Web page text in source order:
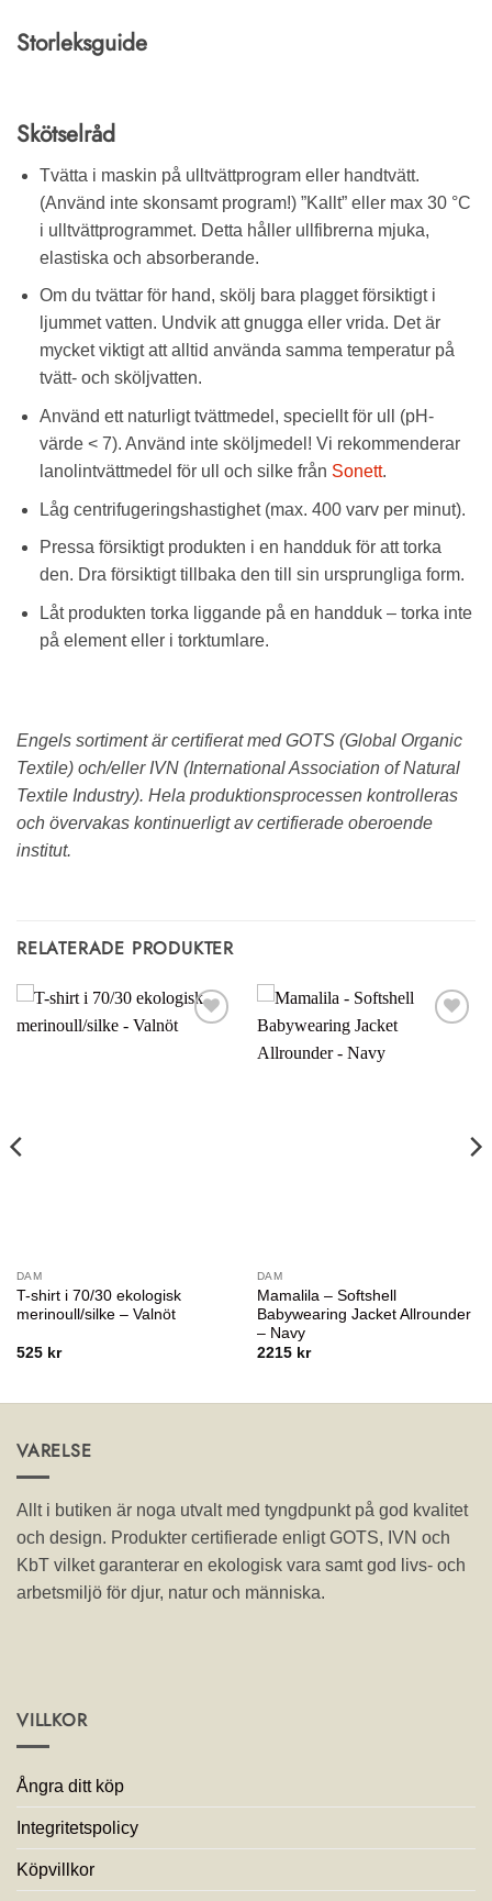
Storleksguide
Skötselråd
Tvätta i maskin på ulltvättprogram eller handtvätt.
(Använd inte skonsamt program!) ”Kallt” eller max 30 °C
i ulltvättprogrammet. Detta håller ullfibrerna mjuka,
elastiska och absorberande.
Om du tvättar för hand, skölj bara plagget försiktigt i
ljummet vatten. Undvik att gnugga eller vrida. Det är
mycket viktigt att alltid använda samma temperatur på
tvätt- och sköljvatten.
Använd ett naturligt tvättmedel, speciellt för ull (pH-
värde < 7). Använd inte sköljmedel! Vi rekommenderar
lanolintvättmedel för ull och silke från Sonett.
Låg centrifugeringshastighet (max. 400 varv per minut).
Pressa försiktigt produkten i en handduk för att torka
den. Dra försiktigt tillbaka den till sin ursprungliga form.
Låt produkten torka liggande på en handduk – torka inte
på element eller i torktumlare.
Engels sortiment är certifierat med GOTS (Global Organic
Textile) och/eller IVN (International Association of Natural
Textile Industry). Hela produktionsprocessen kontrolleras
och övervakas kontinuerligt av certifierade oberoende
institut.
RELATERADE PRODUKTER
DAM
T-shirt i 70/30 ekologisk
merinoull/silke – Valnöt
525 kr
DAM
Mamalila – Softshell
Babywearing Jacket Allrounder
– Navy
2215 kr
VARELSE
Allt i butiken är noga utvalt med tyngdpunkt på god kvalitet
och design. Produkter certifierade enligt GOTS, IVN och
KbT vilket garanterar en ekologisk vara samt god livs- och
arbetsmiljö för djur, natur och människa.
VILLKOR
Ångra ditt köp
Integritetspolicy
Köpvillkor